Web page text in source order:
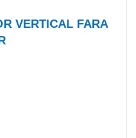
VERTICAL FARA